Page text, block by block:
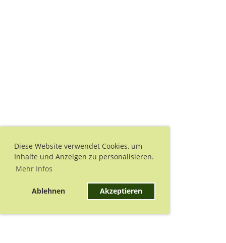
Diese Website verwendet Cookies, um
Inhalte und Anzeigen zu personalisieren.
Mehr Infos
Ablehnen Akzeptieren